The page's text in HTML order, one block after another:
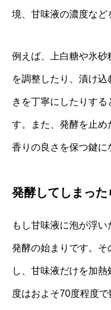
境、甘味液の濃度など
例えば、上白糖や氷砂
を調整したり、漬け
きを丁寧にしたりする
す。また、発酵を止め
香りの良さを保つ鍵に
発酵してしまっ
もし甘味液に泡が浮
発酵の始まりです。そ
し、甘味液だけを加
度はおよそ70度程度